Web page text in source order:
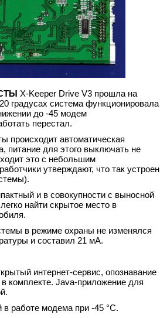
X-Keeper Drive V3 прошла на
градусах система функционировала
до -45 модем
перестал.
происходит автоматическая
питание для этого выключать не
это с небольшим
утверждают, что так устроен
и в совокупности с выносной
найти скрытое место в
в режиме охраны не изменялся
и составил 21 мА.
интернет-сервис, опознавание
комплекте. Java-приложение для
в работе модема при -45 °С.